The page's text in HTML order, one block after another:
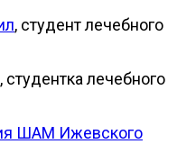
, студент лечебного
, студентка лечебного
ШАМ Ижевского